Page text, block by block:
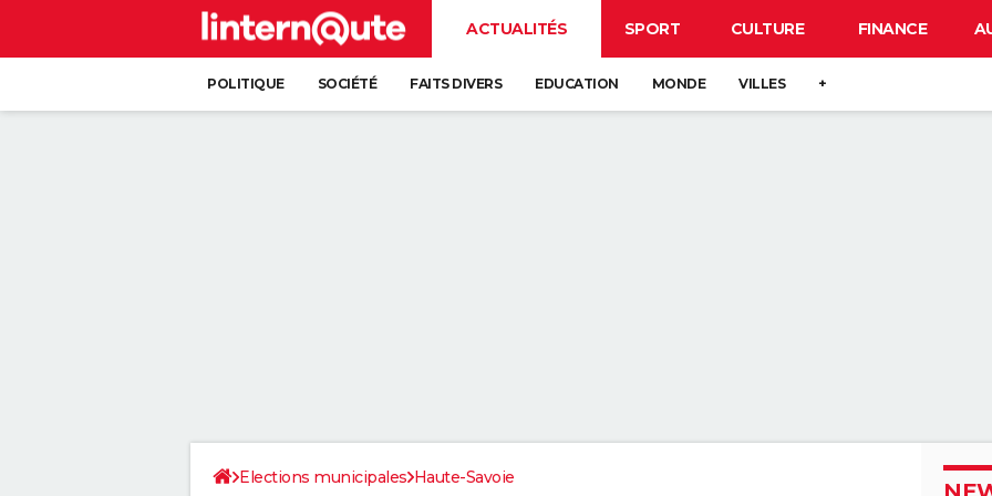
ACTUALITÉS SPORT CULTURE FINANCE
POLITIQUE SOCIÉTÉ FAITS DIVERS EDUCATION MONDE VILLES +
Elections municipales Haute-Savoie